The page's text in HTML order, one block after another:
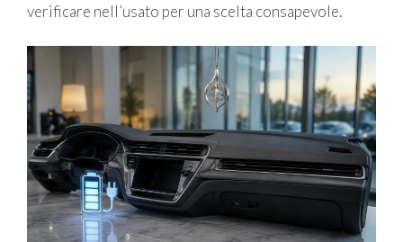
verificare nell’usato per una scelta consapevole.